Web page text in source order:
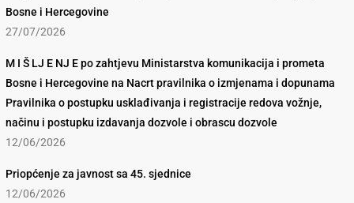
Bosne i Hercegovine
27/07/2026
M I Š LJ E NJ E po zahtjevu Ministarstva komunikacija i prometa
Bosne i Hercegovine na Nacrt pravilnika o izmjenama i dopunama
Pravilnika o postupku usklađivanja i registracije redova vožnje,
načinu i postupku izdavanja dozvole i obrascu dozvole
12/06/2026
Priopćenje za javnost sa 45. sjednice
12/06/2026